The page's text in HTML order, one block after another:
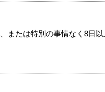
または特別の事情なく8日以